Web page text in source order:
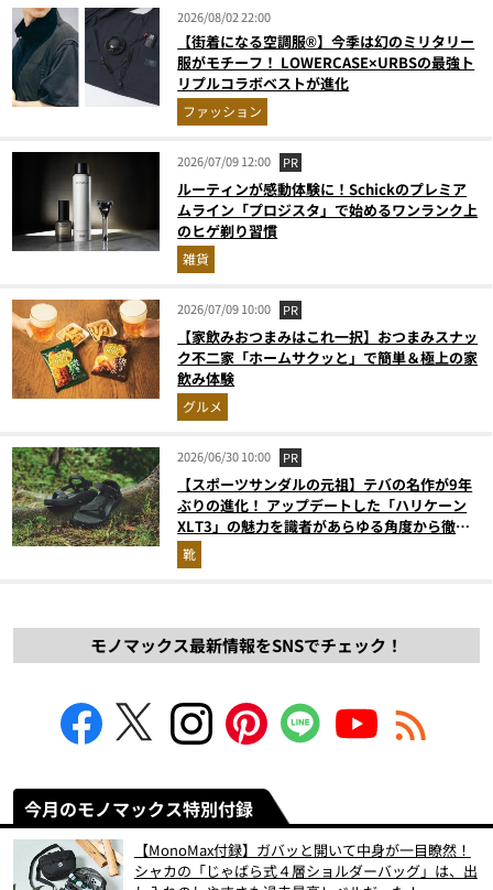
2026/08/02 22:00
【街着になる空調服®】今季は幻のミリタリー
服がモチーフ！ LOWERCASE×URBSの最強ト
リプルコラボベストが進化
ファッション
2026/07/09 12:00 PR
ルーティンが感動体験に！Schickのプレミア
ムライン「プロジスタ」で始めるワンランク上
のヒゲ剃り習慣
雑貨
2026/07/09 10:00 PR
【家飲みおつまみはこれ一択】おつまみスナッ
ク不二家「ホームサクッと」で簡単＆極上の家
飲み体験
グルメ
2026/06/30 10:00 PR
【スポーツサンダルの元祖】テバの名作が9年
ぶりの進化！ アップデートした「ハリケーン
XLT3」の魅力を識者があらゆる角度から徹底
解説！
靴
モノマックス最新情報をSNSでチェック！
今月のモノマックス特別付録
【MonoMax付録】ガバッと開いて中身が一目瞭然！
シャカの「じゃばら式４層ショルダーバッグ」は、出